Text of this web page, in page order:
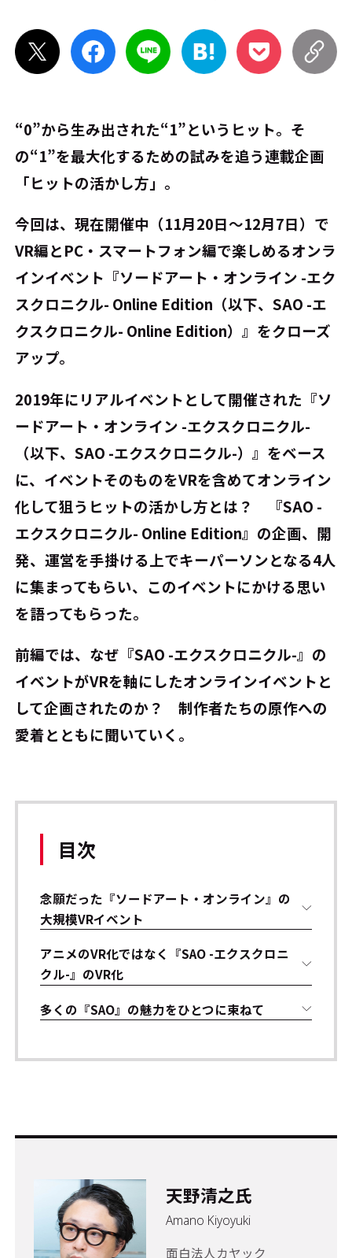
“0”から生み出された“1”というヒット。そ
の“1”を最大化するための試みを追う連載企画
「ヒットの活かし方」。
今回は、現在開催中（11月20日～12月7日）で
VR編とPC・スマートフォン編で楽しめるオンラ
インイベント『ソードアート・オンライン -エク
スクロニクル- Online Edition（以下、SAO -エ
クスクロニクル- Online Edition）』をクローズ
アップ。
2019年にリアルイベントとして開催された『ソ
ードアート・オンライン -エクスクロニクル-
（以下、SAO -エクスクロニクル-）』をベース
に、イベントそのものをVRを含めてオンライン
化して狙うヒットの活かし方とは？ 『SAO -
エクスクロニクル- Online Edition』の企画、開
発、運営を手掛ける上でキーパーソンとなる4人
に集まってもらい、このイベントにかける思い
を語ってもらった。
前編では、なぜ『SAO -エクスクロニクル-』の
イベントがVRを軸にしたオンラインイベントと
して企画されたのか？ 制作者たちの原作への
愛着とともに聞いていく。
目次
念願だった『ソードアート・オンライン』の
大規模VRイベント
アニメのVR化ではなく『SAO -エクスクロニ
クル-』のVR化
多くの『SAO』の魅力をひとつに束ねて
天野清之氏
Amano Kiyoyuki
面白法人カヤック